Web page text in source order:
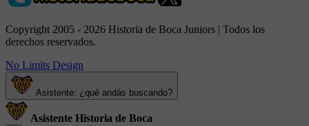
Copyright 2005 - 2026 Historia de Boca Juniors | Todos los
derechos reservados.
No Limits Design
Asistente: ¿qué andás buscando?
Asistente Historia de Boca